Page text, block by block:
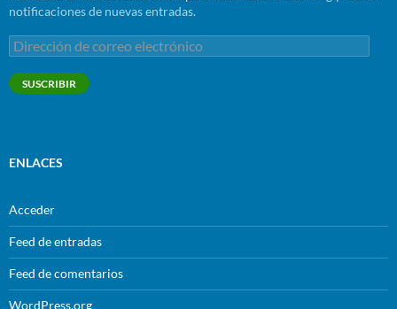
notificaciones de nuevas entradas.
Dirección
de
correo
electrónico
SUSCRIBIR
ENLACES
Acceder
Feed de entradas
Feed de comentarios
WordPress.org